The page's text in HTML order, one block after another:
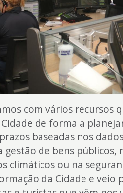
com vários recursos
de forma a
baseadas nos
gestão de bens
climáticos ou na
da Cidade e veio